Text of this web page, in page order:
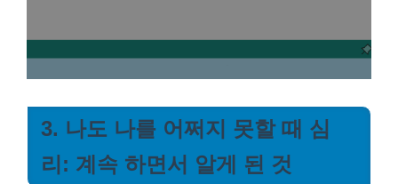
3. 나도 나를 어쩌지 못할 때 심
리: 계속 하면서 알게 된 것